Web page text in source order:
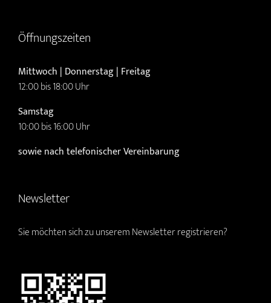
Öffnungszeiten
Mittwoch | Donnerstag | Freitag
12:00 bis 18:00 Uhr
Samstag
10:00 bis 16:00 Uhr
sowie nach telefonischer Vereinbarung
Newsletter
Sie möchten sich zu unserem Newsletter registrieren?